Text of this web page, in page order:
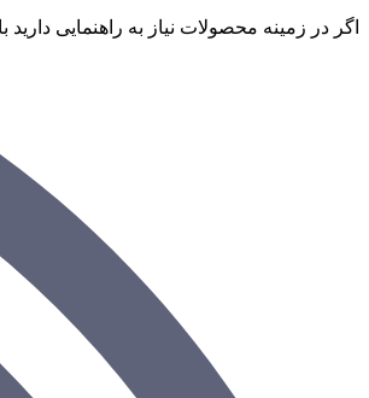
اگر در زمینه محصولات نیاز به راهنمایی دارید